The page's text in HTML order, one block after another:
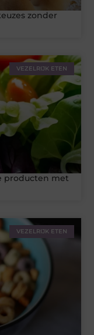
zonder
VEZELRIJK ETEN
producten met
VEZELRIJK ETEN